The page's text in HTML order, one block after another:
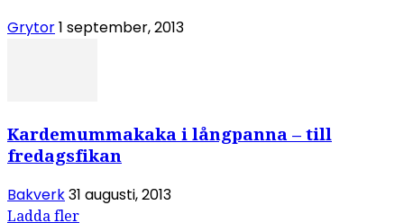
Grytor1 september, 2013
Kardemummakaka i långpanna – till
fredagsfikan
Bakverk31 augusti, 2013
Ladda fler